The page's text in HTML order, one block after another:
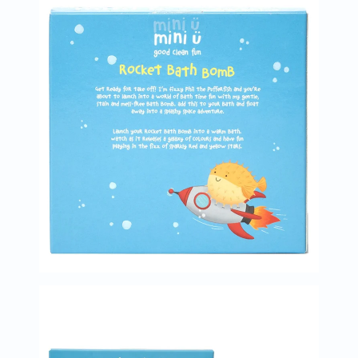
الفيتامينات
مالتي
فيتامين
فيتامين
أ
فيتامين
ب
ج
فيتامين
د
الحديد